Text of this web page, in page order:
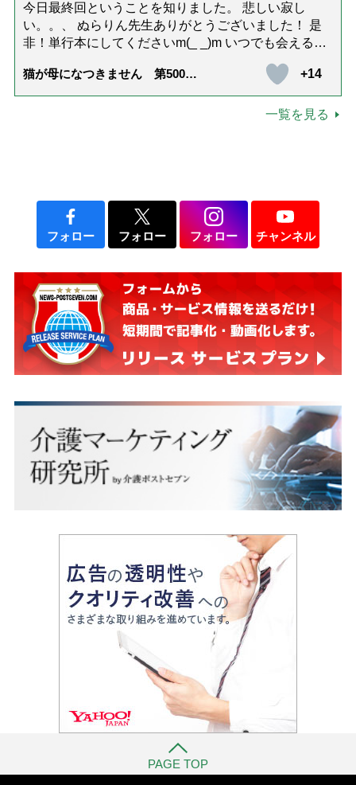
今日最終回ということを知りました。 悲しい寂し
い。。、 ぬらりん先生ありがとうございました！ 是
非！単行本にしてくださいm(_ _)m いつでも会える様
猫が母になつきません 第500話
+14
一覧を見る
フォロー フォロー フォロー チャンネル
PAGE TOP